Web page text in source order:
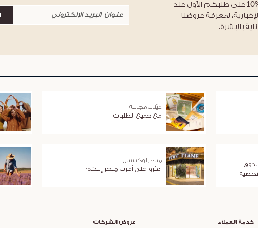
احصلوا على خصم %10 على طلبكم الأول عند
لمعرفة عروضنا
بالبشرة.
عيّنات مجانية
مع جميع الطلبات
شخصية
متاجر لوكسيتان
اعثروا على أقرب متجر إليكم
خدمة العملاء عروض الشركات